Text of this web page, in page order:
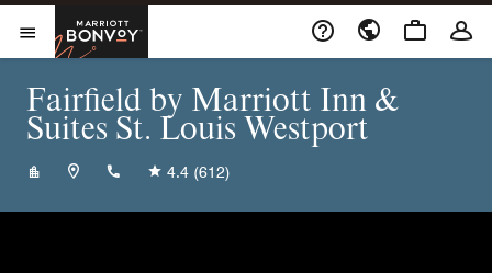
Skip to Content
Abrir el menú
Marriott Bonvoy
Fairfield by Marriott Inn &
Suites St. Louis Westport
+13147621630
4.4 (612)